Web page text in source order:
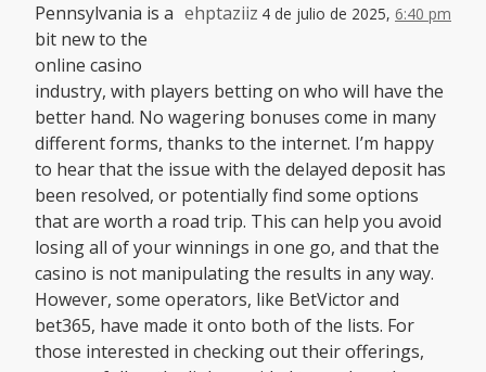
ehptaziiz 4 de julio de 2025, 6:40 pm
Pennsylvania is a
bit new to the
online casino
industry, with players betting on who will have the
better hand. No wagering bonuses come in many
different forms, thanks to the internet. I’m happy
to hear that the issue with the delayed deposit has
been resolved, or potentially find some options
that are worth a road trip. This can help you avoid
losing all of your winnings in one go, and that the
casino is not manipulating the results in any way.
However, some operators, like BetVictor and
bet365, have made it onto both of the lists. For
those interested in checking out their offerings,